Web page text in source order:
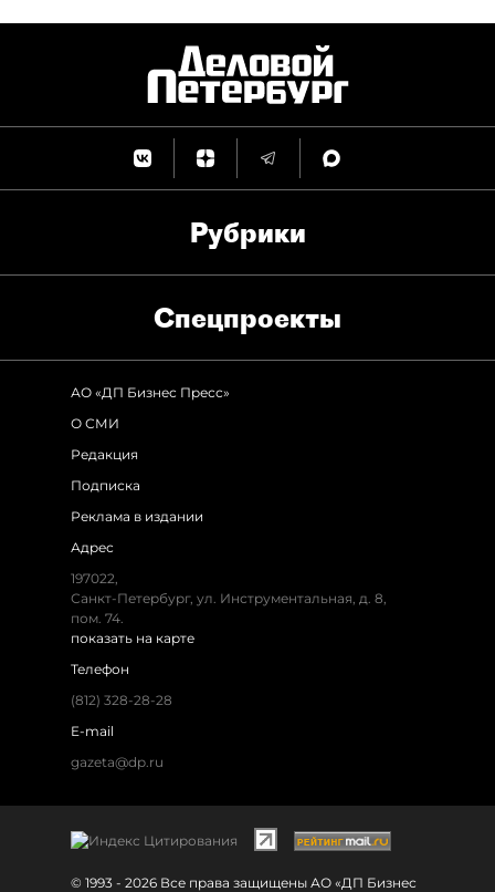
Рубрики
Спец­проекты
АО «ДП Бизнес Пресс»
О СМИ
Редакция
Подписка
Реклама в издании
Адрес
197022,
Санкт-Петербург, ул. Инструментальная, д. 8,
пом. 74.
показать на карте
Телефон
(812) 328-28-28
E-mail
gazeta@dp.ru
© 1993 - 2026 Все права защищены АО «ДП Бизнес